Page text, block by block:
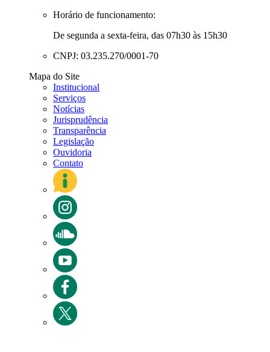
Horário de funcionamento:
De segunda a sexta-feira, das 07h30 às 15h30
CNPJ: 03.235.270/0001-70
Mapa do Site
Institucional
Serviços
Notícias
Jurisprudência
Transparência
Legislação
Ouvidoria
Contato